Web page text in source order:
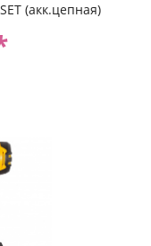
(акк.цепная)